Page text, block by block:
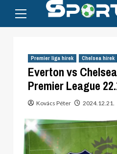
content
Menu
Premier liga hírek Chelsea hírek
Everton vs
Premier League
Kovács Péter 2024.12.21.